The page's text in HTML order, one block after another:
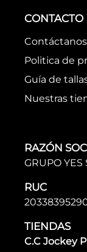
CONTACTO
Contáctanos
Politica de
Guía de
Nuestras
RAZÓN
GRUPO YES
RUC
TIENDAS
C.C Jockey